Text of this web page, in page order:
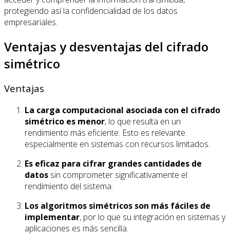
protegiendo así la confidencialidad de los datos
empresariales.
Ventajas y desventajas del cifrado
simétrico
Ventajas
La carga computacional asociada con el cifrado
simétrico es menor, lo que resulta en un
rendimiento más eficiente. Esto es relevante
especialmente en sistemas con recursos limitados.
Es eficaz para cifrar grandes cantidades de
datos sin comprometer significativamente el
rendimiento del sistema.
Los algoritmos simétricos son más fáciles de
implementar, por lo que su integración en sistemas y
aplicaciones es más sencilla.